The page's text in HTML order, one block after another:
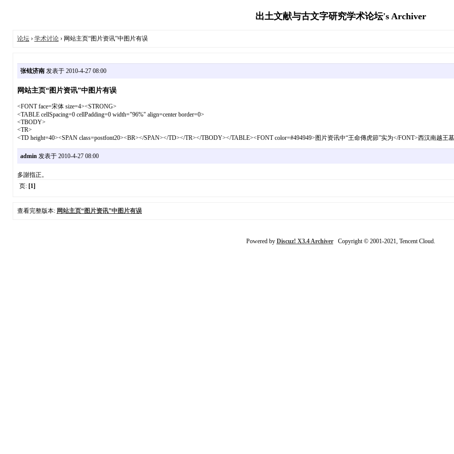
出土文献与古文字研究学术论坛's Archiver
论坛› 学术讨论› 网站主页“图片资讯”中图片有误
张铉济南发表于 2010-4-27 08:00
网站主页“图片资讯”中图片有误
<FONT face=宋体 size=4><STRONG>
<TABLE cellSpacing=0 cellPadding=0 width="96%" align=center border=0>
<TBODY>
<TR>
<TD height=40><SPAN class=postfont20><BR></SPAN></TD></TR></TBODY></TABLE><FONT color=#494949>图片资讯中“王命傳虎節”实为</FONT>西汉南越王
admin发表于 2010-4-27 08:00
多謝指正。
页: [1]
查看完整版本: 网站主页“图片资讯”中图片有误
Powered by Discuz! X3.4 ArchiverCopyright © 2001-2021, Tencent Cloud.